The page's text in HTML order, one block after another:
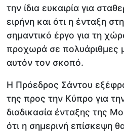
την ίδια ευκαιρία για
ειρήνη και ότι η ένταξη
σημαντικό έργο για τη
προχωρά σε πολυάριθμες
αυτόν τον σκοπό.
Η Πρόεδρος Σάντου
της προς την Κύπρο για
διαδικασία ένταξης της
ότι η σημερινή επίσκεψη